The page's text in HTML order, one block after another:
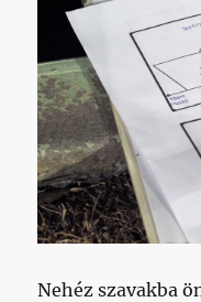
Nehéz szavakba